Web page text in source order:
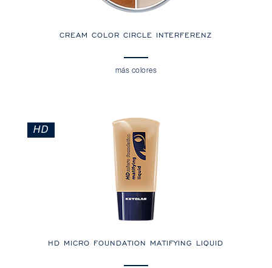
CREAM COLOR CIRCLE INTERFERENZ
más colores
HD MICRO FOUNDATION MATIFYING LIQUID
HD